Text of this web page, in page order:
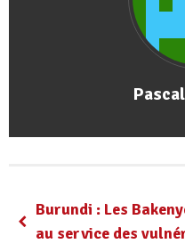
Burundi : Les
au service des